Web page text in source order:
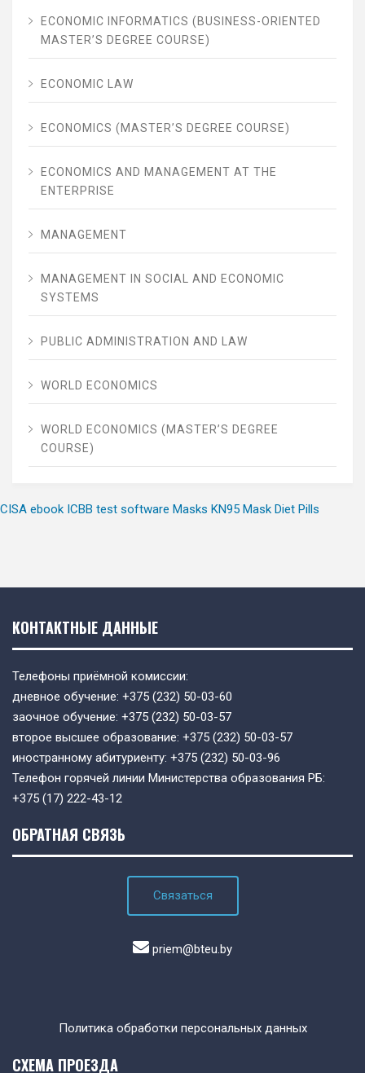
ECONOMIC INFORMATICS (BUSINESS-ORIENTED
MASTER’S DEGREE COURSE)
ECONOMIC LAW
ECONOMICS (MASTER’S DEGREE COURSE)
ECONOMICS AND MANAGEMENT AT THE
ENTERPRISE
MANAGEMENT
MANAGEMENT IN SOCIAL AND ECONOMIC
SYSTEMS
PUBLIC ADMINISTRATION AND LAW
WORLD ECONOMICS
WORLD ECONOMICS (MASTER’S DEGREE
COURSE)
CISA ebook ICBB test software Masks KN95 Mask Diet Pills
КОНТАКТНЫЕ ДАННЫЕ
Телефоны приёмной комиссии:
дневное обучение: +375 (232) 50-03-60
заочное обучение: +375 (232) 50-03-57
второе высшее образование: +375 (232) 50-03-57
иностранному абитуриенту: +375 (232) 50-03-96
Телефон горячей линии Министерства образования РБ:
+375 (17) 222-43-12
ОБРАТНАЯ СВЯЗЬ
Связаться
priem@bteu.by
Политика обработки персональных данных
СХЕМА ПРОЕЗДА